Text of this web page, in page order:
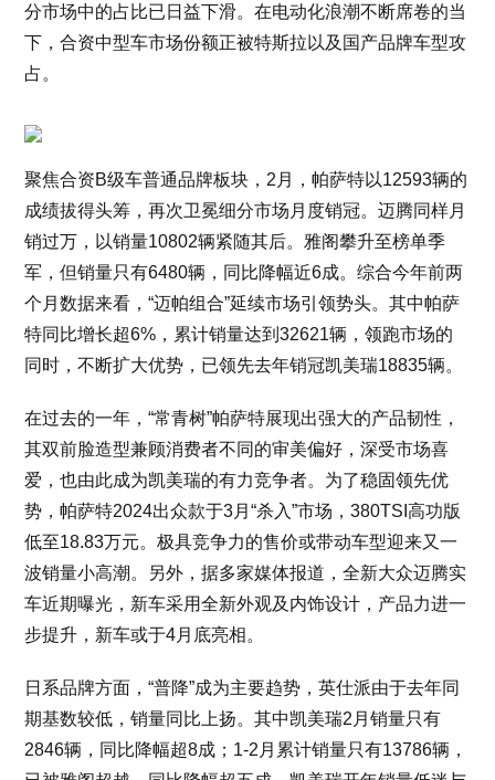
分市场中的占比已日益下滑。在电动化浪潮不断席卷的当
下，合资中型车市场份额正被特斯拉以及国产品牌车型攻
占。
聚焦合资B级车普通品牌板块，2月，帕萨特以12593辆的
成绩拔得头筹，再次卫冕细分市场月度销冠。迈腾同样月
销过万，以销量10802辆紧随其后。雅阁攀升至榜单季
军，但销量只有6480辆，同比降幅近6成。综合今年前两
个月数据来看，“迈帕组合”延续市场引领势头。其中帕萨
特同比增长超6%，累计销量达到32621辆，领跑市场的
同时，不断扩大优势，已领先去年销冠凯美瑞18835辆。
在过去的一年，“常青树”帕萨特展现出强大的产品韧性，
其双前脸造型兼顾消费者不同的审美偏好，深受市场喜
爱，也由此成为凯美瑞的有力竞争者。为了稳固领先优
势，帕萨特2024出众款于3月“杀入”市场，380TSI高功版
低至18.83万元。极具竞争力的售价或带动车型迎来又一
波销量小高潮。另外，据多家媒体报道，全新大众迈腾实
车近期曝光，新车采用全新外观及内饰设计，产品力进一
步提升，新车或于4月底亮相。
日系品牌方面，“普降”成为主要趋势，英仕派由于去年同
期基数较低，销量同比上扬。其中凯美瑞2月销量只有
2846辆，同比降幅超8成；1-2月累计销量只有13786辆，